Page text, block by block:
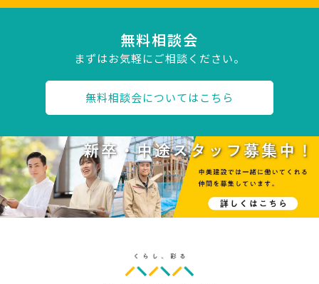
無料相談会
まずはお気軽にご相談ください。
無料相談会についてはこちら